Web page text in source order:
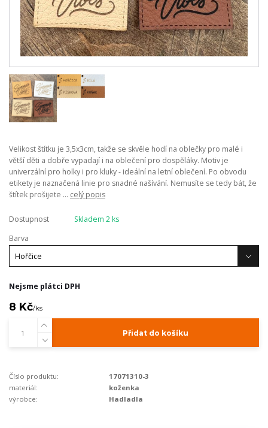
Velikost štítku je 3,5x3cm, takže se skvěle hodí na oblečky pro malé i
větší děti a dobře vypadají i na oblečení pro dospěláky. Motiv je
univerzální pro holky i pro kluky - ideální na letní oblečení. Po obvodu
etikety je naznačená linie pro snadné našívání. Nemusíte se tedy bát, že
štítek prošijete ... celý popis
Dostupnost
Skladem 2 ks
Barva
Nejsme plátci DPH
8 Kč/ks
Přidat do košíku
Číslo produktu:
17071310-3
materiál:
koženka
výrobce:
Hadladla